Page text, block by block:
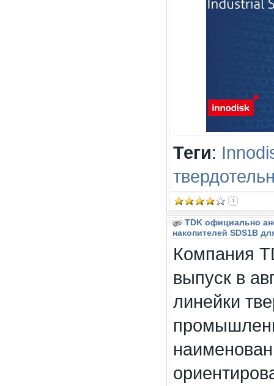
Теги:
1
TDK официально
накопителей SDS1B
Компания
выпуск в
линейки